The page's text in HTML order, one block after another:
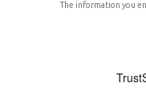
The information you